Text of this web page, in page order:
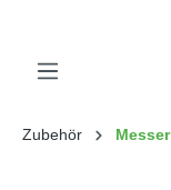
Zubehör Messer